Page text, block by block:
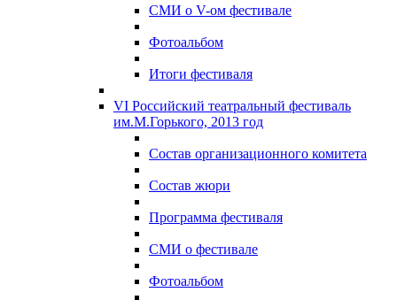
СМИ о V-ом фестивале
Фотоальбом
Итоги фестиваля
VI Российский театральный фестиваль
им.М.Горького, 2013 год
Состав организационного комитета
Состав жюри
Программа фестиваля
СМИ о фестивале
Фотоальбом